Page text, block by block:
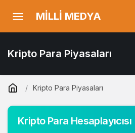
MİLLİ MEDYA
Kripto Para Piyasaları
Kripto Para Piyasaları
Kripto Para Hesaplayıcısı